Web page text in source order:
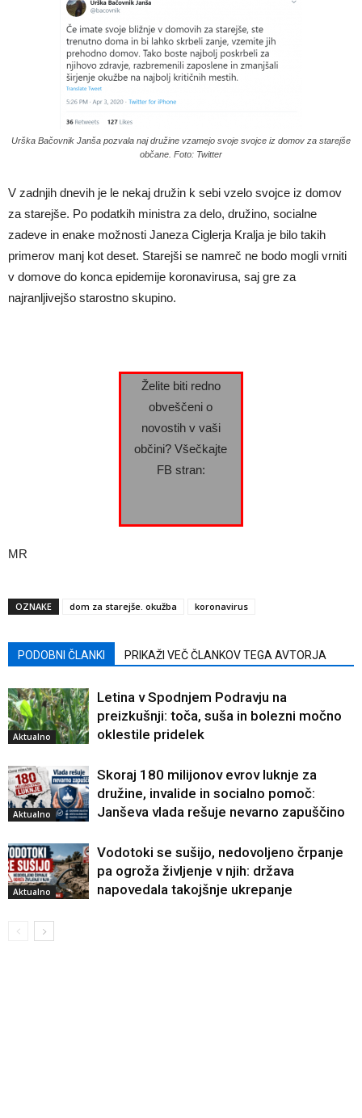
Urška Bačovnik Janša pozvala naj družine vzamejo svoje svojce iz domov za starejše
občane. Foto: Twitter
V zadnjih dnevih je le nekaj družin k sebi vzelo svojce iz domov
za starejše. Po podatkih ministra za delo, družino, socialne
zadeve in enake možnosti Janeza Ciglerja Kralja je bilo takih
primerov manj kot deset. Starejši se namreč ne bodo mogli vrniti
v domove do konca epidemije koronavirusa, saj gre za
najranljivejšo starostno skupino.
Želite biti redno
obveščeni o
novostih v vaši
občini? Všečkajte
FB stran:
MR
OZNAKE dom za starejše. okužba koronavirus
PODOBNI ČLANKI PRIKAŽI VEČ ČLANKOV TEGA AVTORJA
Aktualno
Letina v Spodnjem Podravju na
preizkušnji: toča, suša in bolezni močno
oklestile pridelek
Aktualno
Skoraj 180 milijonov evrov luknje za
družine, invalide in socialno pomoč:
Janševa vlada rešuje nevarno zapuščino
Aktualno
Vodotoki se sušijo, nedovoljeno črpanje
pa ogroža življenje v njih: država
napovedala takojšnje ukrepanje